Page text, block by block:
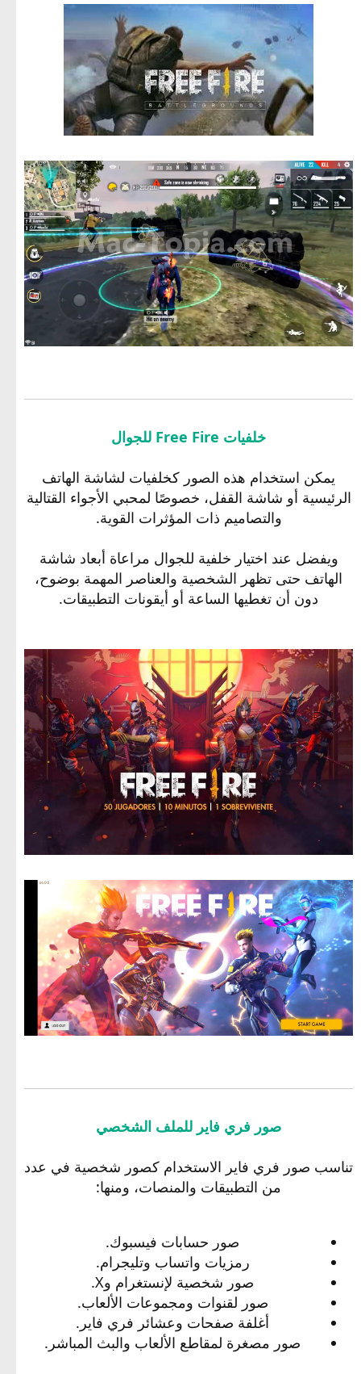
خلفيات Free Fire للجوال
يمكن استخدام هذه الصور كخلفيات لشاشة الهاتف
الرئيسية أو شاشة القفل، خصوصًا لمحبي الأجواء القتالية
والتصاميم ذات المؤثرات القوية.
ويفضل عند اختيار خلفية للجوال مراعاة أبعاد شاشة
الهاتف حتى تظهر الشخصية والعناصر المهمة بوضوح،
دون أن تغطيها الساعة أو أيقونات التطبيقات.
صور فري فاير للملف الشخصي
تناسب صور فري فاير الاستخدام كصور شخصية في عدد
من التطبيقات والمنصات، ومنها:
صور حسابات فيسبوك.
رمزيات واتساب وتليجرام.
صور شخصية لإنستغرام وX.
صور لقنوات ومجموعات الألعاب.
أغلفة صفحات وعشائر فري فاير.
صور مصغرة لمقاطع الألعاب والبث المباشر.